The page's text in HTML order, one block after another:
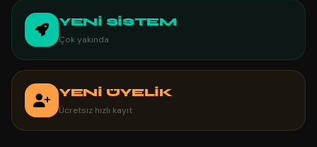
YENİ SİSTEM
Çok yakında
YENİ ÜYELİK
Ücretsiz hızlı kayıt